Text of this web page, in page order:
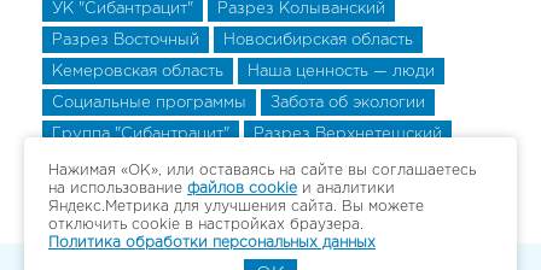
УК "Сибантрацит" Разрез Колыванский
Разрез Восточный Новосибирская область
Кемеровская область Наша ценность — люди
Социальные программы Забота об экологии
Группа "Сибантрацит" Разрез Верхнетешский
Разрез Верхнетешский Разрез Верхнетешский
Нажимая «ОК», или оставаясь на сайте вы соглашаетесь
на использование файлов cookie и аналитики
Яндекс.Метрика для улучшения сайта. Вы можете
отключить cookie в настройках браузера.
Политика обработки персональных данных